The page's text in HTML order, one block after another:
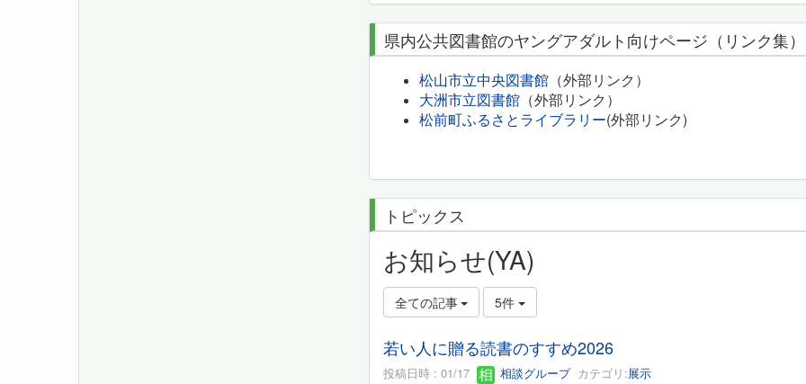
県内公共図書館のヤングアダルト向けページ（リンク集）
松山市立中央図書館 （外部リンク）
大洲市立図書館 （外部リンク）
松前町ふるさとライブラリー(外部リンク)
トピックス
お知らせ(YA)
全ての記事 5件
若い人に贈る読書のすすめ2026
投稿日時 : 01/17 相談グループカテゴリ:展示